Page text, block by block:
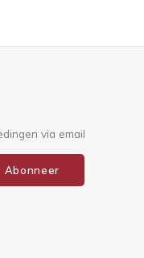
via email
Abonneer